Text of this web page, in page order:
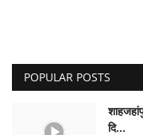
POPULAR POSTS
दि...